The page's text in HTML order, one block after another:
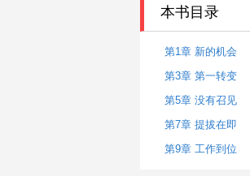
本书目录
第1章 新的机会
第3章 第一转变
第5章 没有召见
第7章 提拔在即
第9章 工作到位